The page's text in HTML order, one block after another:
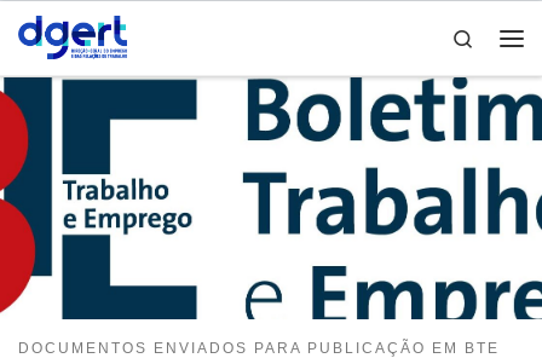
Skip to content
Search
DOCUMENTOS ENVIADOS PARA PUBLICAÇÃO EM BTE